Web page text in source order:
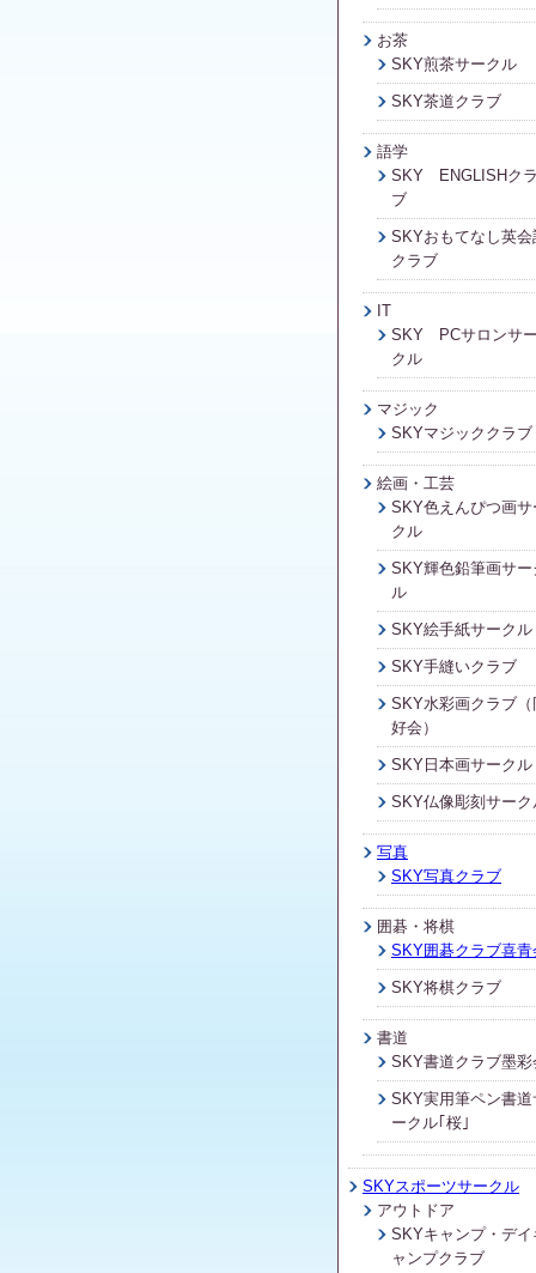
お茶
SKY煎茶サークル
SKY茶道クラブ
語学
SKY ENGLISHクラ
ブ
SKYおもてなし英会
クラブ
IT
SKY PCサロンサー
クル
マジック
SKYマジッククラブ
絵画・工芸
SKY色えんぴつ画サ
クル
SKY輝色鉛筆画サー
ル
SKY絵手紙サークル
SKY手縫いクラブ
SKY水彩画クラブ（
好会）
SKY日本画サークル
SKY仏像彫刻サーク
写真
SKY写真クラブ
囲碁・将棋
SKY囲碁クラブ喜青
SKY将棋クラブ
書道
SKY書道クラブ墨彩
SKY実用筆ペン書道
ークル｢桜｣
SKYスポーツサークル
アウトドア
SKYキャンプ・デイ
ャンプクラブ